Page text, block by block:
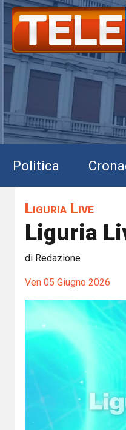
Politica
Liguria Live
Liguria
di Redazione
Ven 05 Giugno 2026